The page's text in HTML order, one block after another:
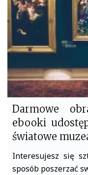
Darmowe
ebooki
światowe
Interesujesz się
sposób poszerzać